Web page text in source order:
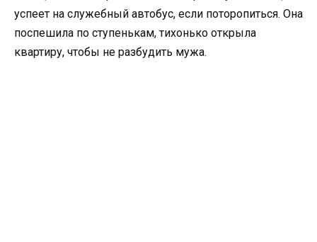
успеет на служебный автобус, если поторопиться. Она
поспешила по ступенькам, тихонько открыла
квартиру, чтобы не разбудить мужа.